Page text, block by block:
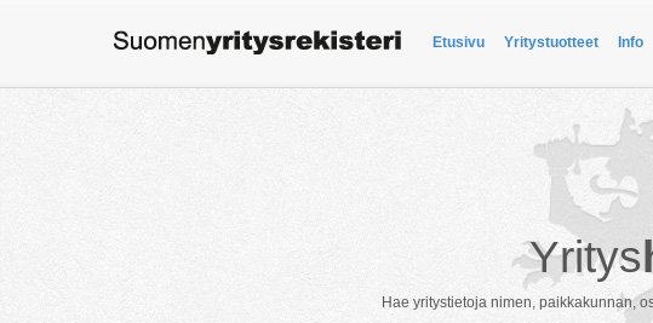
Etusivu Yritystuotteet Info
Yritys
Hae yritystietoja nimen, paikkakunnan,